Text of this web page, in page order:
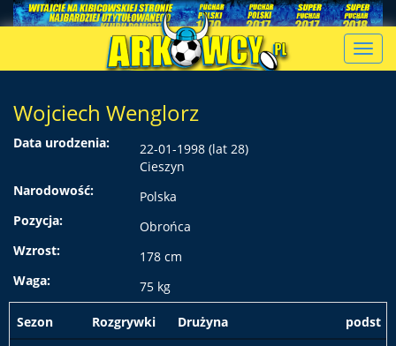
Wojciech Wenglorz
Data urodzenia:
22-01-1998 (lat 28)
Cieszyn
Narodowość:
Polska
Pozycja:
Obrońca
Wzrost:
178 cm
Waga:
75 kg
Sezon Rozgrywki Drużyna podst